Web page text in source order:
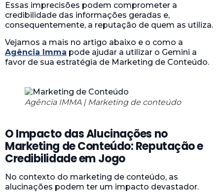
Essas imprecisões podem comprometer a
credibilidade das informações geradas e,
consequentemente, a reputação de quem as utiliza.
Vejamos a mais no artigo abaixo e o como a
Agência Imma pode ajudar a utilizar o Gemini a
favor de sua estratégia de Marketing de Conteúdo.
Agência IMMA | Marketing de conteúdo
O Impacto das Alucinações no
Marketing de Conteúdo: Reputação e
Credibilidade em Jogo
No contexto do marketing de conteúdo, as
alucinações podem ter um impacto devastador.